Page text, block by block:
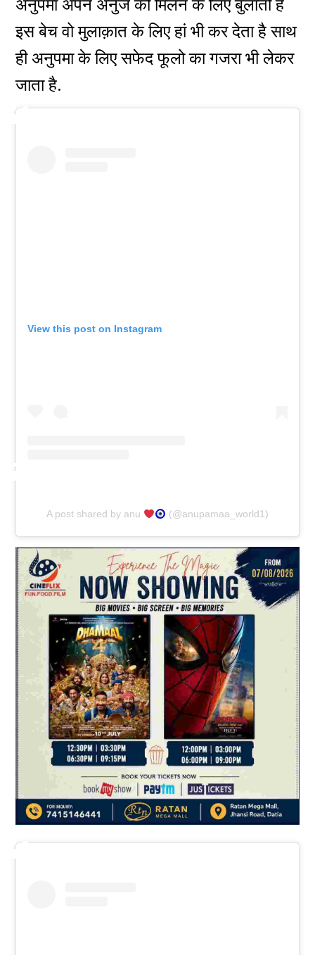
इस बेच वो मुलाक़ात के लिए हां भी कर देता है साथ
ही अनुपमा के लिए सफेद फूलो का गजरा भी लेकर
जाता है.
View this post on Instagram
A post shared by anu (@anupamaa_world1)